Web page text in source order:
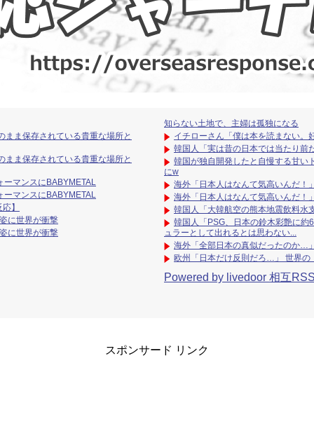
ま保存されている貴重な場所と
ま保存されている貴重な場所と
マンスにBABYMETAL
マンスにBABYMETAL
】
に世界が衝撃
に世界が衝撃
知らない土地で、主婦は孤独になる
イチローさん「僕は本を読まない。
韓国人「実は昔の日本では当たり前
韓国が独自開発したと自慢する甘い
にw
海外「日本人はなんて気高いんだ！
海外「日本人はなんて気高いんだ！
韓国人「大韓航空の熊本地震飲料水
韓国人「PSG、日本の鈴木彩艶に
ュラーとして出れるとは思わない...
海外「全部日本の真似だったのか…
欧州「日本だけ反則だろ…」 世界の
Powered by livedoor 相互RSS
スポンサード リンク